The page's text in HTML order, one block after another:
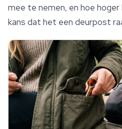
mee te nemen, en hoe
kans dat het een deurpost